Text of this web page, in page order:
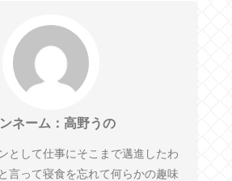
ネーム：高野うの
として仕事にそこまで邁進したわ
言って寝食を忘れて何らかの趣味